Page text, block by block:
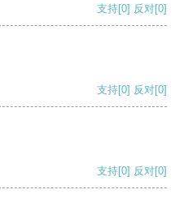
支持[0] 反对[0]
支持[0] 反对[0]
支持[0] 反对[0]